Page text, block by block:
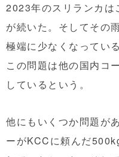
2023年のスリランカは
が続いた。そしてその
極端に少なくなってい
この問題は他の国内コ
しているという。
他にもいくつか問題が
ーがKCCに頼んだ